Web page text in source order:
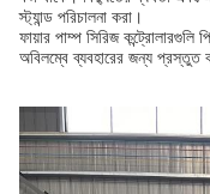
স্ট্যান্ড পরিচালনা করা।
ফায়ার পাম্প সিরিজ কন্ট্রোলারগুলি
অবিলম্বে ব্যবহারের জন্য প্রস্তুত